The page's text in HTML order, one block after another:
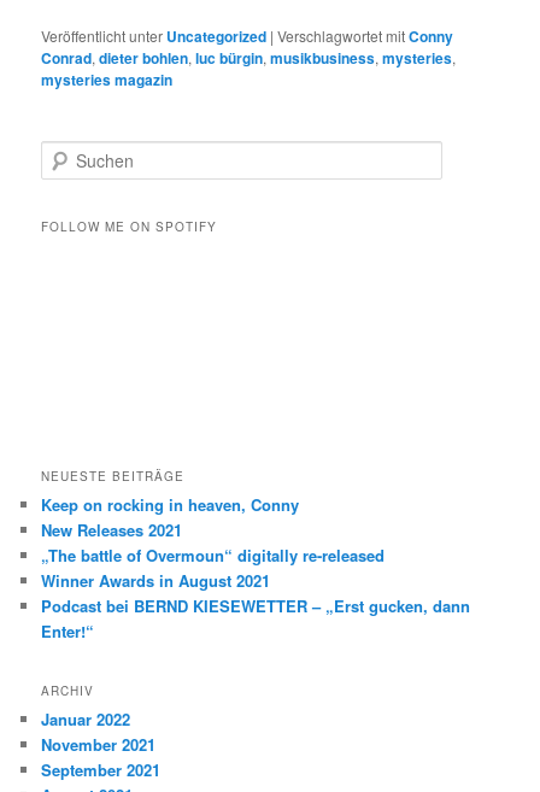
Veröffentlicht unter Uncategorized |Verschlagwortet mitConny
Conrad,dieter bohlen,luc bürgin,musikbusiness,mysteries,
mysteries magazin
u
h
FOLLOW ME ON SPOTIFY
NEUESTE BEITRÄGE
Keep on rocking in heaven, Conny
New Releases 2021
„The battle of Overmoun“ digitally re-released
Winner Awards in August 2021
Podcast bei BERND KIESEWETTER – „Erst gucken, dann
Enter!“
ARCHIV
Januar 2022
November 2021
September 2021